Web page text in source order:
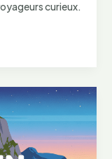
curieux.